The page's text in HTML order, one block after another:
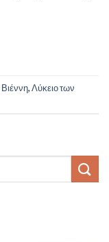
Βιέννη,Λύκειο των